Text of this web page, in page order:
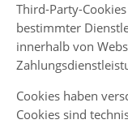
Third-Party-
bestimmter
innerhalb von
Cookies haben
Cookies sind